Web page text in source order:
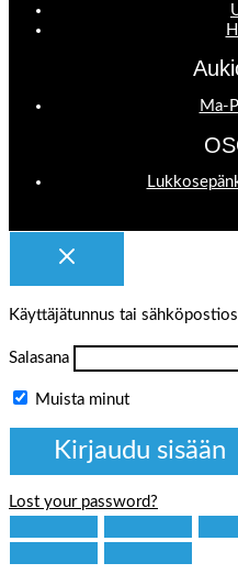
Ma-
Käyttäjätunnus tai
Salasana
Muista minut
Lost your password?